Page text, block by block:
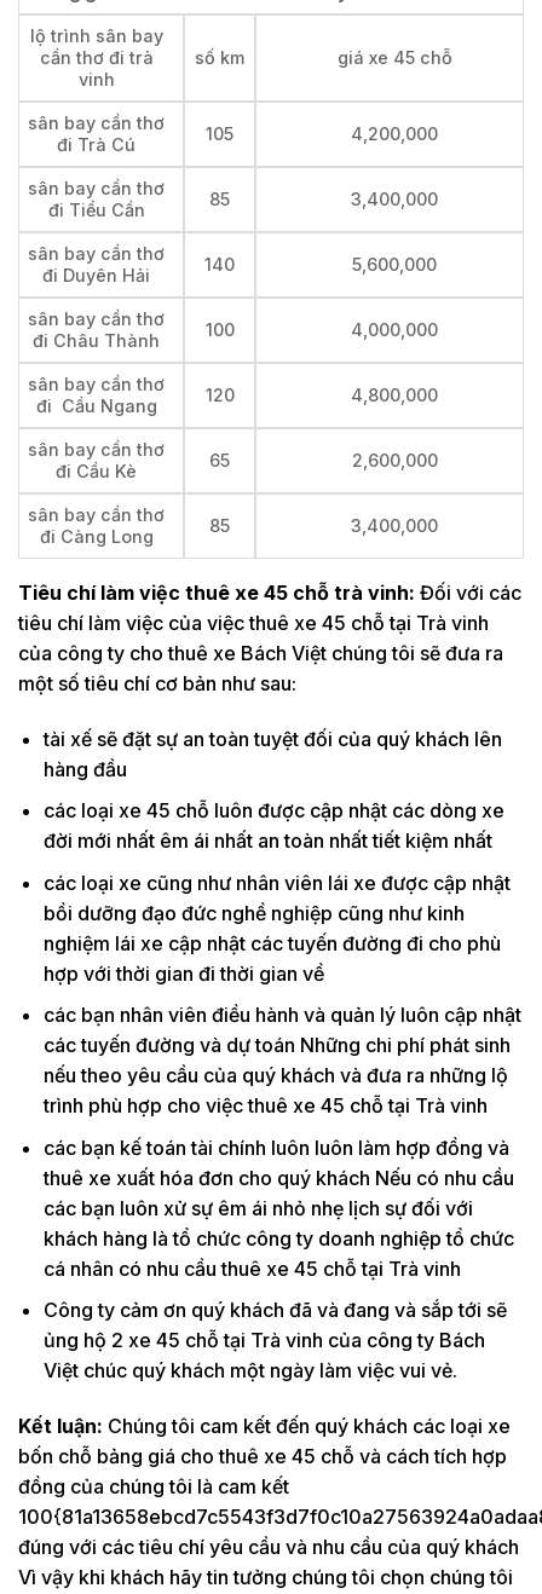
lộ trình sân bay
cần thơ đi trà
vinh
số km giá xe 45 chỗ
sân bay cần thơ
đi Trà Cú
105 4,200,000
sân bay cần thơ
đi Tiểu Cần
85 3,400,000
sân bay cần thơ
đi Duyên Hải
140 5,600,000
sân bay cần thơ
đi Châu Thành
100 4,000,000
sân bay cần thơ
đi Cầu Ngang
120 4,800,000
sân bay cần thơ
đi Cầu Kè
65 2,600,000
sân bay cần thơ
đi Càng Long
85 3,400,000
Tiêu chí làm việc thuê xe 45 chỗ trà vinh: Đối với các
tiêu chí làm việc của việc thuê xe 45 chỗ tại Trà vinh
của công ty cho thuê xe Bách Việt chúng tôi sẽ đưa ra
một số tiêu chí cơ bản như sau:
tài xế sẽ đặt sự an toàn tuyệt đối của quý khách lên
hàng đầu
các loại xe 45 chỗ luôn được cập nhật các dòng xe
đời mới nhất êm ái nhất an toàn nhất tiết kiệm nhất
các loại xe cũng như nhân viên lái xe được cập nhật
bồi dưỡng đạo đức nghề nghiệp cũng như kinh
nghiệm lái xe cập nhật các tuyến đường đi cho phù
hợp với thời gian đi thời gian về
các bạn nhân viên điều hành và quản lý luôn cập nhật
các tuyến đường và dự toán Những chi phí phát sinh
nếu theo yêu cầu của quý khách và đưa ra những lộ
trình phù hợp cho việc thuê xe 45 chỗ tại Trà vinh
các bạn kế toán tài chính luôn luôn làm hợp đồng và
thuê xe xuất hóa đơn cho quý khách Nếu có nhu cầu
các bạn luôn xử sự êm ái nhỏ nhẹ lịch sự đối với
khách hàng là tổ chức công ty doanh nghiệp tổ chức
cá nhân có nhu cầu thuê xe 45 chỗ tại Trà vinh
Công ty cảm ơn quý khách đã và đang và sắp tới sẽ
ủng hộ 2 xe 45 chỗ tại Trà vinh của công ty Bách
Việt chúc quý khách một ngày làm việc vui vẻ.
Kết luận: Chúng tôi cam kết đến quý khách các loại xe
bốn chỗ bảng giá cho thuê xe 45 chỗ và cách tích hợp
đồng của chúng tôi là cam kết
đúng với các tiêu chí yêu cầu và nhu cầu của quý khách
Vì vậy khi khách hãy tin tưởng chúng tôi chọn chúng tôi